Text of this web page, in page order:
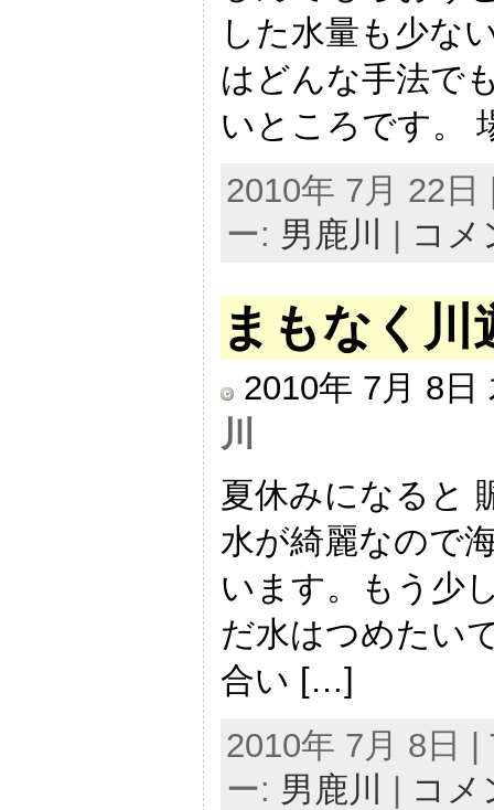
した水量も少な
はどんな手法で
いところです。
2010年 7月 22
ー: 男鹿川 コメ
まもなく川
2010年 7月 8
川
夏休みになると
水が綺麗なので
います。もう少
だ水はつめたい
合い […]
2010年 7月 8日
ー: 男鹿川 | コメ